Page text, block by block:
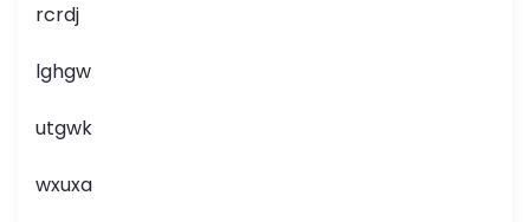
rcrdj
lghgw
utgwk
wxuxa